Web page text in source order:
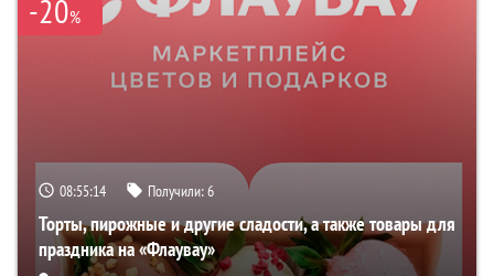
-20%
08:55:13 Получили:6
Торты, пирожные и другие сладости, а также товары для
праздника на «Флаувау»